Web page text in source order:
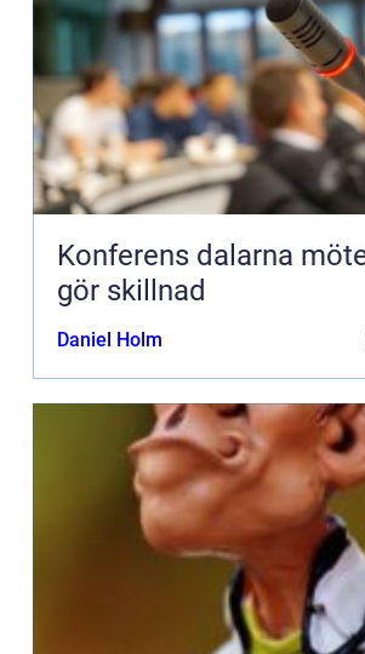
Konferens dalarna möten som
gör skillnad
Daniel Holm